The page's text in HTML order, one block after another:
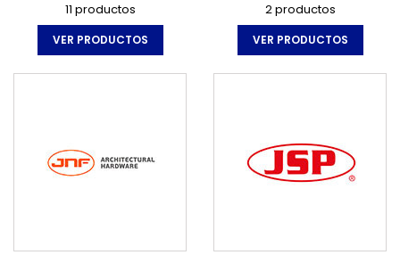
11 productos
VER PRODUCTOS
2 productos
VER PRODUCTOS